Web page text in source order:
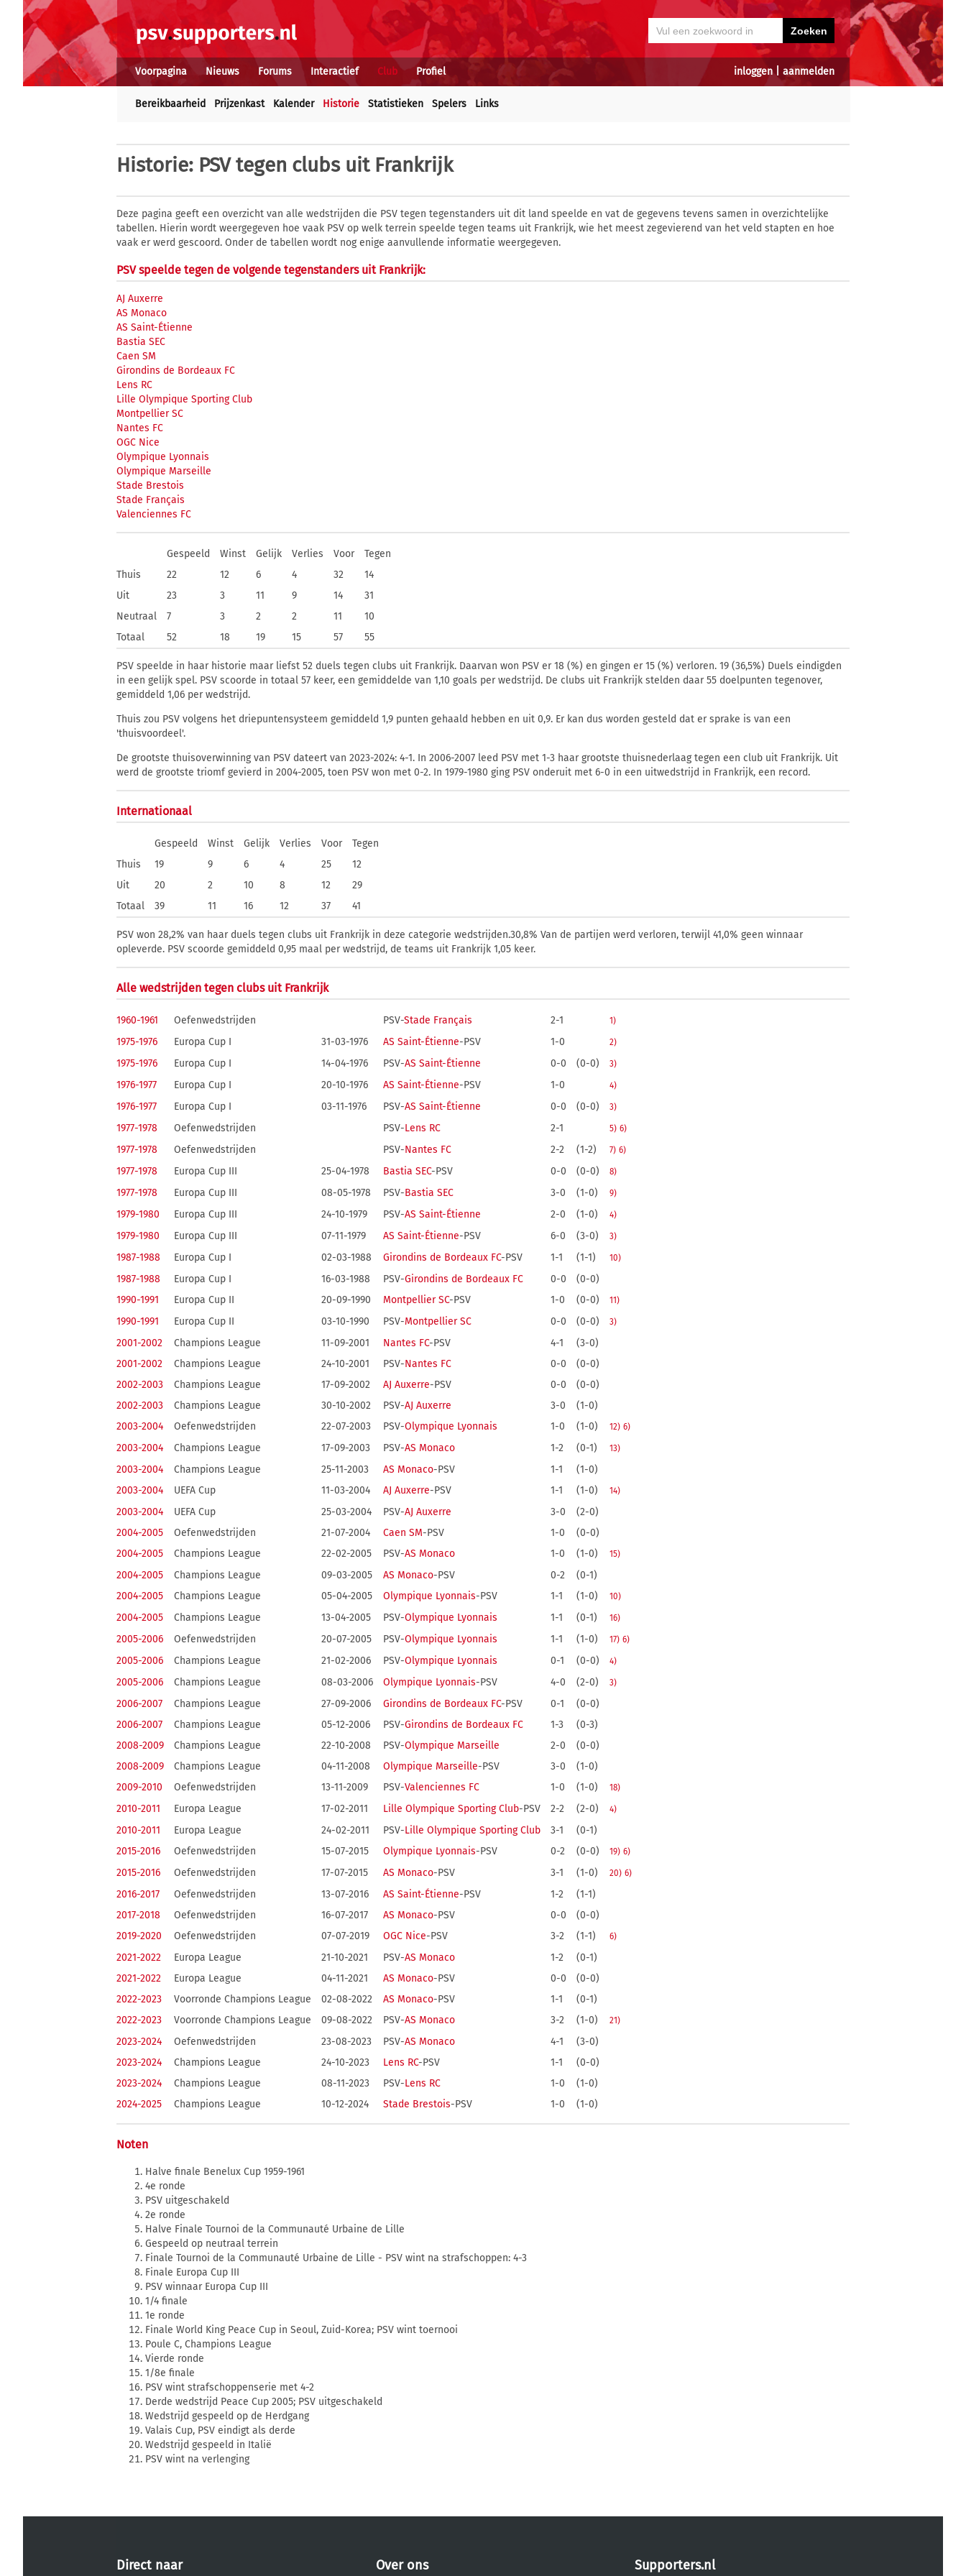
inloggen| aanmelden
Voorpagina Nieuws Forums Interactief Club Profiel
Bereikbaarheid Prijzenkast Kalender Historie Statistieken Spelers Links
Historie: PSV tegen clubs uit Frankrijk
Deze pagina geeft een overzicht van alle wedstrijden die PSV tegen tegenstanders uit dit land speelde en vat de gegevens tevens samen in overzichtelijke
tabellen. Hierin wordt weergegeven hoe vaak PSV op welk terrein speelde tegen teams uit Frankrijk, wie het meest zegevierend van het veld stapten en hoe
vaak er werd gescoord. Onder de tabellen wordt nog enige aanvullende informatie weergegeven.
PSV speelde tegen de volgende tegenstanders uit Frankrijk:
AJ Auxerre
AS Monaco
AS Saint-Étienne
Bastia SEC
Caen SM
Girondins de Bordeaux FC
Lens RC
Lille Olympique Sporting Club
Montpellier SC
Nantes FC
OGC Nice
Olympique Lyonnais
Olympique Marseille
Stade Brestois
Stade Français
Valenciennes FC
Gespeeld Winst Gelijk Verlies Voor
Tegen
Thuis
22 12 6 4 32
14
Uit
23 3 11 9 14
31
Neutraal
7 3 2 2 11
10
Totaal
52 18 19 15 57 55
PSV speelde in haar historie maar liefst 52 duels tegen clubs uit Frankrijk. Daarvan won PSV er 18 (%) en gingen er 15 (%) verloren. 19 (36,5%) Duels eindigden
in een gelijk spel. PSV scoorde in totaal 57 keer, een gemiddelde van 1,10 goals per wedstrijd. De clubs uit Frankrijk stelden daar 55 doelpunten tegenover,
gemiddeld 1,06 per wedstrijd.
Thuis zou PSV volgens het driepuntensysteem gemiddeld 1,9 punten gehaald hebben en uit 0,9. Er kan dus worden gesteld dat er sprake is van een
'thuisvoordeel'.
De grootste thuisoverwinning van PSV dateert van 2023-2024: 4-1. In 2006-2007 leed PSV met 1-3 haar grootste thuisnederlaag tegen een club uit Frankrijk. Uit
werd de grootste triomf gevierd in 2004-2005, toen PSV won met 0-2. In 1979-1980 ging PSV onderuit met 6-0 in een uitwedstrijd in Frankrijk, een record.
Internationaal
Gespeeld Winst Gelijk Verlies Voor
Tegen
Thuis
19 9 6 4 25
12
Uit
20 2 10 8 12
29
Totaal
39 11 16 12 37 41
PSV won 28,2% van haar duels tegen clubs uit Frankrijk in deze categorie wedstrijden.30,8% Van de partijen werd verloren, terwijl 41,0% geen winnaar
opleverde. PSV scoorde gemiddeld 0,95 maal per wedstrijd, de teams uit Frankrijk 1,05 keer.
Alle wedstrijden tegen clubs uit Frankrijk
1960-1961 Oefenwedstrijden PSV-Stade Français 2-1 1)
1975-1976 Europa Cup I 31-03-1976 AS Saint-Étienne-PSV 1-0 2)
1975-1976 Europa Cup I 14-04-1976 PSV-AS Saint-Étienne 0-0 (0-0) 3)
1976-1977 Europa Cup I 20-10-1976 AS Saint-Étienne-PSV 1-0 4)
1976-1977 Europa Cup I 03-11-1976 PSV-AS Saint-Étienne 0-0 (0-0) 3)
1977-1978 Oefenwedstrijden PSV-Lens RC 2-1 5) 6)
1977-1978 Oefenwedstrijden PSV-Nantes FC 2-2 (1-2) 7) 6)
1977-1978 Europa Cup III 25-04-1978 Bastia SEC-PSV 0-0 (0-0) 8)
1977-1978 Europa Cup III 08-05-1978 PSV-Bastia SEC 3-0 (1-0) 9)
1979-1980 Europa Cup III 24-10-1979 PSV-AS Saint-Étienne 2-0 (1-0) 4)
1979-1980 Europa Cup III 07-11-1979 AS Saint-Étienne-PSV 6-0 (3-0) 3)
1987-1988 Europa Cup I 02-03-1988 Girondins de Bordeaux FC-PSV 1-1 (1-1) 10)
1987-1988 Europa Cup I 16-03-1988 PSV-Girondins de Bordeaux FC 0-0
(0-0)
1990-1991
Europa Cup II 20-09-1990 Montpellier SC-PSV 1-0 (0-0) 11)
1990-1991 Europa Cup II 03-10-1990 PSV-Montpellier SC 0-0 (0-0) 3)
2001-2002 Champions League 11-09-2001 Nantes FC-PSV 4-1
(3-0)
2001-2002
Champions League 24-10-2001 PSV-Nantes FC 0-0
(0-0)
2002-2003
Champions League 17-09-2002 AJ Auxerre-PSV 0-0
(0-0)
2002-2003
Champions League 30-10-2002 PSV-AJ Auxerre 3-0
(1-0)
2003-2004
Oefenwedstrijden 22-07-2003 PSV-Olympique Lyonnais 1-0 (1-0) 12) 6)
2003-2004 Champions League 17-09-2003 PSV-AS Monaco 1-2 (0-1) 13)
2003-2004 Champions League 25-11-2003 AS Monaco-PSV 1-1
(1-0)
2003-2004
UEFA Cup 11-03-2004 AJ Auxerre-PSV 1-1 (1-0) 14)
2003-2004 UEFA Cup 25-03-2004 PSV-AJ Auxerre 3-0
(2-0)
2004-2005
Oefenwedstrijden 21-07-2004 Caen SM-PSV 1-0
(0-0)
2004-2005
Champions League 22-02-2005 PSV-AS Monaco 1-0 (1-0) 15)
2004-2005 Champions League 09-03-2005 AS Monaco-PSV 0-2
(0-1)
2004-2005
Champions League 05-04-2005 Olympique Lyonnais-PSV 1-1 (1-0) 10)
2004-2005 Champions League 13-04-2005 PSV-Olympique Lyonnais 1-1 (0-1) 16)
2005-2006 Oefenwedstrijden 20-07-2005 PSV-Olympique Lyonnais 1-1 (1-0) 17) 6)
2005-2006 Champions League 21-02-2006 PSV-Olympique Lyonnais 0-1 (0-0) 4)
2005-2006 Champions League 08-03-2006 Olympique Lyonnais-PSV 4-0 (2-0) 3)
2006-2007 Champions League 27-09-2006 Girondins de Bordeaux FC-PSV 0-1
(0-0)
2006-2007
Champions League 05-12-2006 PSV-Girondins de Bordeaux FC 1-3
(0-3)
2008-2009
Champions League 22-10-2008 PSV-Olympique Marseille 2-0
(0-0)
2008-2009
Champions League 04-11-2008 Olympique Marseille-PSV 3-0
(1-0)
2009-2010
Oefenwedstrijden 13-11-2009 PSV-Valenciennes FC 1-0 (1-0) 18)
2010-2011 Europa League 17-02-2011 Lille Olympique Sporting Club-PSV 2-2 (2-0) 4)
2010-2011 Europa League 24-02-2011 PSV-Lille Olympique Sporting Club 3-1
(0-1)
2015-2016
Oefenwedstrijden 15-07-2015 Olympique Lyonnais-PSV 0-2 (0-0) 19) 6)
2015-2016 Oefenwedstrijden 17-07-2015 AS Monaco-PSV 3-1 (1-0) 20) 6)
2016-2017 Oefenwedstrijden 13-07-2016 AS Saint-Étienne-PSV 1-2
(1-1)
2017-2018
Oefenwedstrijden 16-07-2017 AS Monaco-PSV 0-0
(0-0)
2019-2020
Oefenwedstrijden 07-07-2019 OGC Nice-PSV 3-2 (1-1) 6)
2021-2022 Europa League 21-10-2021 PSV-AS Monaco 1-2
(0-1)
2021-2022
Europa League 04-11-2021 AS Monaco-PSV 0-0
(0-0)
2022-2023
Voorronde Champions League 02-08-2022 AS Monaco-PSV 1-1
(0-1)
2022-2023
Voorronde Champions League 09-08-2022 PSV-AS Monaco 3-2 (1-0) 21)
2023-2024 Oefenwedstrijden 23-08-2023 PSV-AS Monaco 4-1
(3-0)
2023-2024
Champions League 24-10-2023 Lens RC-PSV 1-1
(0-0)
2023-2024
Champions League 08-11-2023 PSV-Lens RC 1-0
(1-0)
2024-2025
Champions League 10-12-2024 Stade Brestois-PSV 1-0 (1-0)
Noten
Halve finale Benelux Cup 1959-1961
4e ronde
PSV uitgeschakeld
2e ronde
Halve Finale Tournoi de la Communauté Urbaine de Lille
Gespeeld op neutraal terrein
Finale Tournoi de la Communauté Urbaine de Lille - PSV wint na strafschoppen: 4-3
Finale Europa Cup III
PSV winnaar Europa Cup III
1/4 finale
1e ronde
Finale World King Peace Cup in Seoul, Zuid-Korea; PSV wint toernooi
Poule C, Champions League
Vierde ronde
1/8e finale
PSV wint strafschoppenserie met 4-2
Derde wedstrijd Peace Cup 2005; PSV uitgeschakeld
Wedstrijd gespeeld op de Herdgang
Valais Cup, PSV eindigt als derde
Wedstrijd gespeeld in Italië
PSV wint na verlenging
Direct naar Over ons Supporters.nl